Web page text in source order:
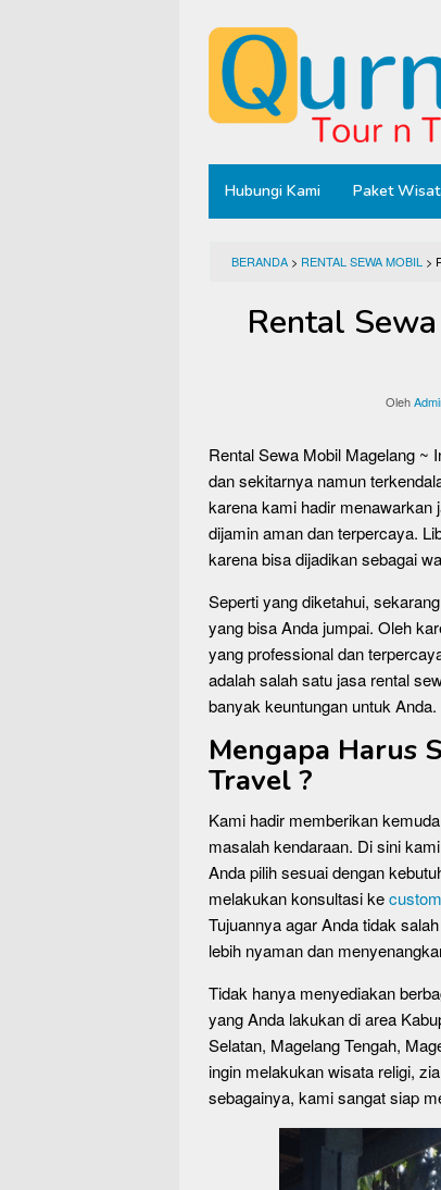
konten
Hubungi Kami Paket
BERANDA > RENTAL SEWA MOBIL >
Rental
Oleh
Rental Sewa Mobil Magelang ~
dan sekitarnya namun
karena kami hadir menawarkan
dijamin aman dan terpercaya.
karena bisa dijadikan sebagai
Seperti yang diketahui,
yang bisa Anda jumpai. Oleh
yang professional dan
adalah salah satu jasa rental
banyak keuntungan untuk
Mengapa Harus
Travel ?
Kami hadir memberikan
masalah kendaraan. Di sini
Anda pilih sesuai dengan
melakukan konsultasi ke
Tujuannya agar Anda tidak
lebih nyaman dan
Tidak hanya menyediakan
yang Anda lakukan di area
Selatan, Magelang Tengah,
ingin melakukan wisata religi,
sebagainya, kami sangat siap